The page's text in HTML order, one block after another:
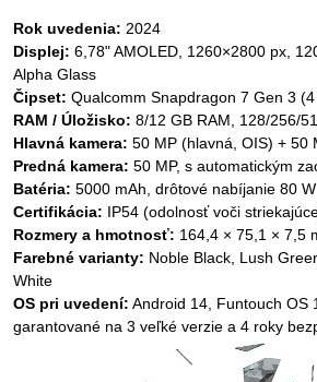
Rok uvedenia: 2024
Displej: 6,78" AMOLED, 1260×2800 px,
Alpha Glass
Čipset: Qualcomm Snapdragon 7 Gen 3
RAM / Úložisko: 8/12 GB RAM, 128/256/
Hlavná kamera: 50 MP (hlavná, OIS) + 50
Predná kamera: 50 MP, s automatickým
Batéria: 5000 mAh, drôtové nabíjanie 80 W
Certifikácia: IP54 (odolnosť voči
Rozmery a hmotnosť: 164,4 × 75,1 × 7,5
Farebné varianty: Noble Black, Lush
White
OS pri uvedení: Android 14, Funtouch OS
garantované na 3 veľké verzie a 4 roky